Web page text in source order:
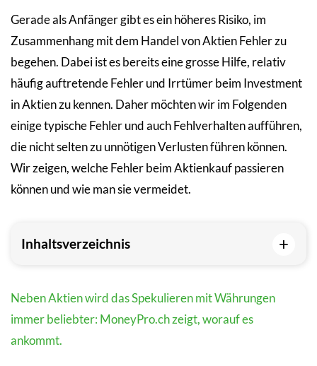
Gerade als Anfänger gibt es ein höheres Risiko, im
Zusammenhang mit dem Handel von Aktien Fehler zu
begehen. Dabei ist es bereits eine grosse Hilfe, relativ
häufig auftretende Fehler und Irrtümer beim Investment
in Aktien zu kennen. Daher möchten wir im Folgenden
einige typische Fehler und auch Fehlverhalten aufführen,
die nicht selten zu unnötigen Verlusten führen können.
Wir zeigen, welche Fehler beim Aktienkauf passieren
können und wie man sie vermeidet.
Inhaltsverzeichnis +
Neben Aktien wird das Spekulieren mit Währungen
immer beliebter: MoneyPro.ch zeigt, worauf es
ankommt.